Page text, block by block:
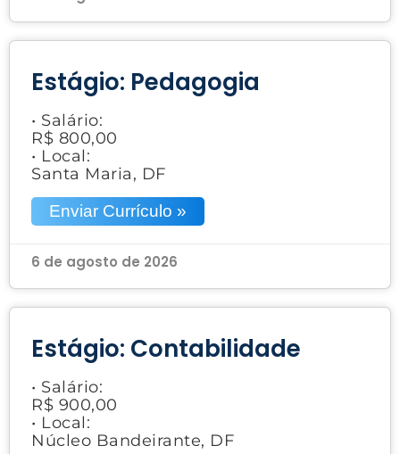
Estágio: Pedagogia
• Salário:
R$ 800,00
• Local:
Santa Maria, DF
Enviar Currículo »
6 de agosto de 2026
Estágio: Contabilidade
• Salário:
R$ 900,00
• Local:
Núcleo Bandeirante, DF